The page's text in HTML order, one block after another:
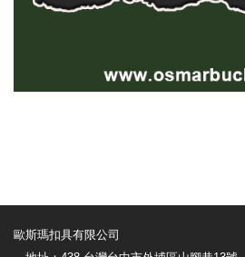
歐斯瑪扣具有限公司